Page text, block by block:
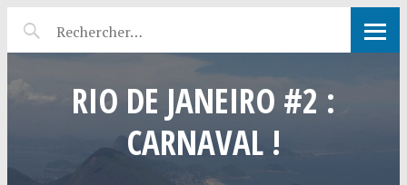
RIO DE JANEIRO #2 :
CARNAVAL !